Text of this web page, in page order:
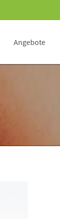
Angebote